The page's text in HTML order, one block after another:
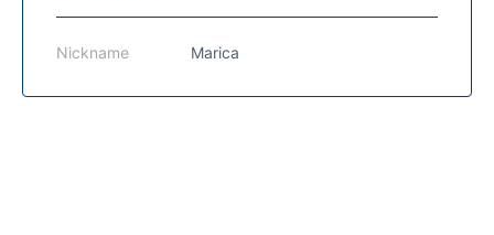
Nickname Marica